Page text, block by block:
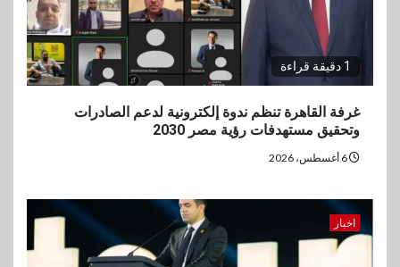
1 دقيقة قراءة
غرفة القاهرة تنظم ندوة إلكترونية لدعم الصادرات
وتحقيق مستهدفات رؤية مصر 2030
اخبار